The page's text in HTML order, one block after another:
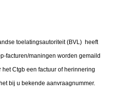
toelatingsautoriteit (BVL) heeft
facturen/maningen worden gemaild
Ctgb een factuur of herinnering
bij u bekende aanvraagnummer.